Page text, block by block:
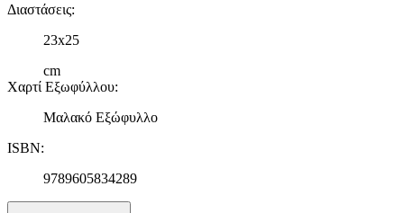
Διαστάσεις:
23x25
cm
Χαρτί Εξωφύλλου:
Μαλακό Εξώφυλλο
ISBN:
9789605834289